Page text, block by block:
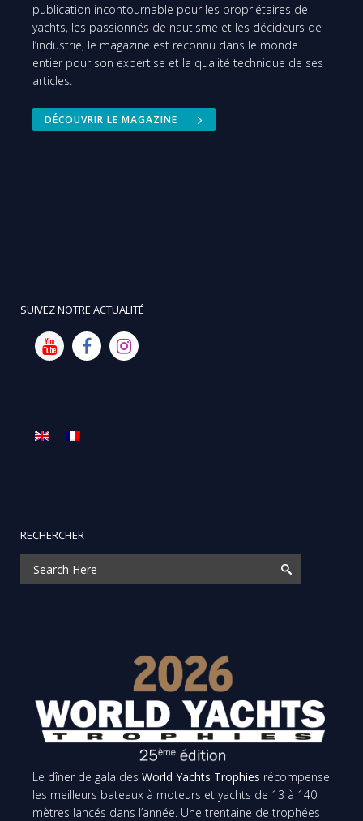
publication incontournable pour les propriétaires de
yachts, les passionnés de nautisme et les décideurs de
l’industrie, le magazine est reconnu dans le monde
entier pour son expertise et la qualité technique de ses
articles.
DÉCOUVRIR LE MAGAZINE
SUIVEZ NOTRE ACTUALITÉ
RECHERCHER
Le dîner de gala des World Yachts Trophies récompense
les meilleurs bateaux à moteurs et yachts de 13 à 140
mètres lancés dans l’année. Une trentaine de trophées